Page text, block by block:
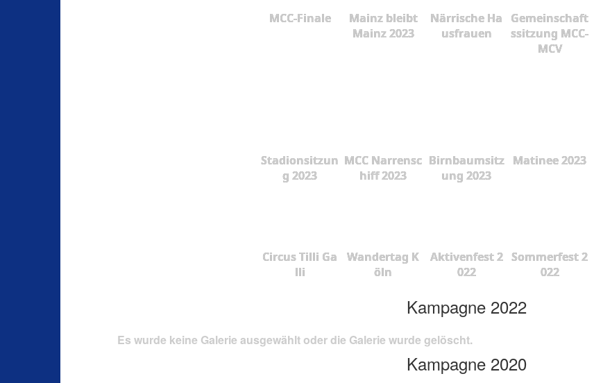
MCC-Finale
Mainz bleibt
Mainz 2023
Närrische Ha
usfrauen
Gemeinschaft
ssitzung MCC-
MCV
Stadionsitzun
g 2023
MCC Narrensc
hiff 2023
Birnbaumsitz
ung 2023
Matinee 2023
Circus Tilli Ga
lli
Wandertag K
öln
Aktivenfest 2
022
Sommerfest 2
022
Kampagne 2022
Es wurde keine Galerie ausgewählt oder die Galerie wurde gelöscht.
Kampagne 2020